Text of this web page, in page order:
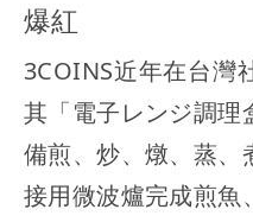
爆紅
3COINS近年在台灣
其「電子レンジ調理
備煎、炒、燉、蒸、
接用微波爐完成煎魚